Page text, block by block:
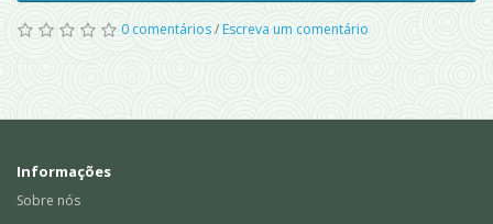
0 comentários/Escreva um comentário
Informações
Sobre nós